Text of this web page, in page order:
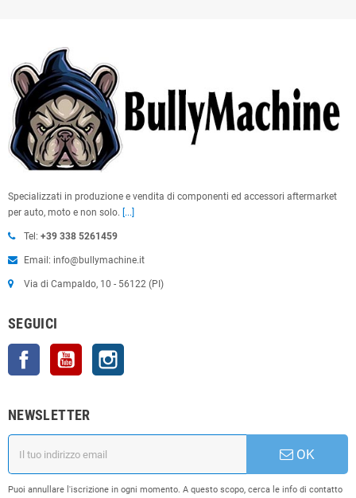
Specializzati in produzione e vendita di componenti ed accessori aftermarket
per auto, moto e non solo. [...]
Tel: +39 338 5261459
Email: info@bullymachine.it
Via di Campaldo, 10 - 56122 (PI)
SEGUICI
Facebook YouTube
NEWSLETTER
OK
Puoi annullare l'iscrizione in ogni momento. A questo scopo, cerca le info di contatto